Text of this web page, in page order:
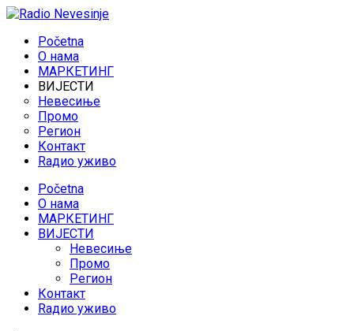
Početna
O нама
МАРКЕТИНГ
ВИЈЕСТИ
Невесиње
Промо
Регион
Контакт
Rадио уживо
Početna
O нама
МАРКЕТИНГ
ВИЈЕСТИ
Невесиње
Промо
Регион
Контакт
Rадио уживо